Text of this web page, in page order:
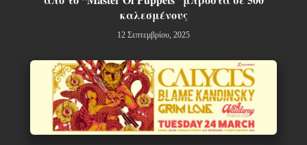
καλεσμένους
12 Σεπτεμβρίου, 2025